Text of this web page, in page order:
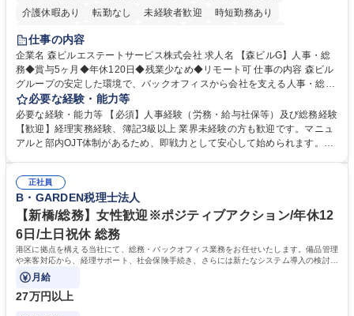
介護休暇あり
転勤なし 未経験者歓迎
時短勤務あり
経験者歓迎
完全週休2日制
交通費支給 長期歓迎 駅近5分以内 土日祝休み
仕事の内容
企業名 森ビルエステートサービス株式会社 求人名 【森ビルG】人事・総
務◆賞与5ヶ月◆年休120日◆残業少なめ◆リモート可 仕事の内容 森ビル
グループの安定した環境で、バックオフィスから会社を支える人事・総務
をお任せします。 労務と総務の業務をバランスよく担当し、ゆくゆくは制
度改定などのコア業務にも挑戦できる、やりがいある環境です。 ■勤怠管
理、給与計算、社会保険手続き、年末調整等の労務管理全般 ■入退社手続
き、社内規定の改定や人事制度改定などのコア業務 ■社内イベントの企画
でも質問・相談できる環境が整っているため、安心して成長できます。 募
集職種 【森ビルG】人事・総務◆賞与5ヶ月◆年休120日◆残業少なめ◆
リモート可
必要な経験・能力等
必要な経験・能力等 【必須】人事経験（労務・給与社保等）及び総務経験
【歓迎】経理実務経験、簿記3級以上 業界未経験の方も歓迎です。マニュ
アルと部内OJT体制があるため、即戦力として安心して始められます。
務に挑戦できるため、自身の成長と組織への貢献度をダイレクトに実感で
きます。 残業少なめ、週1日リモート可など、ワークライフバランスを保
ち長期活躍できる環境です。 「これまでの幅広い経験を活かし、長期的な
キャリアを築きたい」という前向きな意欲と挑戦を全力で応援します。 学
歴・資格 学歴：大学院 大学 高専 短大 専修学校 高校 語学力： 資格：日商
簿記検定1級 日商簿記検定2級 日商簿記検定3級
正社員
B・GARDEN税理士法人
【新橋/総務】女性歓迎※ポジティブアクション/年休12
6日/土日祝休 総務
港区に拠点を構える当社にて、総務・バックオフィス業務をお任せいたします。備品管理
や来客対応から、経理サポート、社会保険手続き、さらには新たなシステム導入の検討ま
で、幅広く組織を支える役割です。
月給
27万円以上